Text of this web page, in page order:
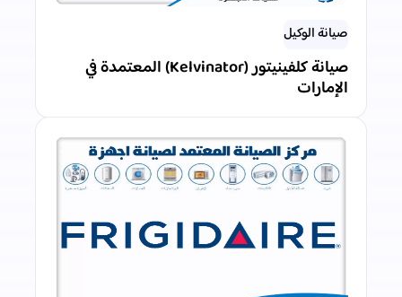
صيانة الوكيل
صيانة كلفينيتور (Kelvinator) المعتمدة في
الإمارات